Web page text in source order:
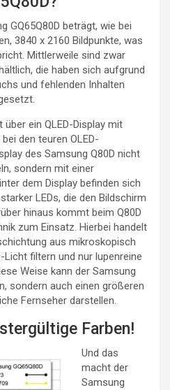
GQ65Q80D beträgt, wie bei
3840 x 2160 Bildpunkte, was
Mittlerweile sind zwar
die haben sich aufgrund
und fehlenden Inhalten
ein QLED-Display mit
den teuren OLED-
des Samsung Q80D nicht
sondern mit einer
dem Display befinden sich
LEDs, die den Bildschirm
hinaus kommt beim Q80D
zum Einsatz. Hierbei handelt
aus mikroskopisch
Licht filtern und nur lupenreine
Weise kann der Samsung
sondern auch einen größeren
Fernseher darstellen.
Farben!
Und das
macht der
Samsung